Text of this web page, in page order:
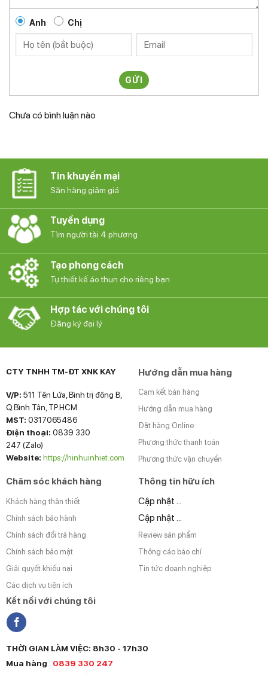
Anh Chị
GỬI
Chưa có bình luận nào
Tin khuyến mại
Săn hàng giảm giá
Tuyển dụng
Tìm người tài 4 phương
Tạo phong cách
Tự thiết kế áo thun cho riêng bạn
Hợp tác với chúng tôi
Đăng ký đại lý
CTY TNHH TM-ĐT XNK KAY
V/P: 511 Tên Lửa, Bình trị đông B,
Q.Bình Tân, TP.HCM
MST: 0317065486
Điện thoại: 0839 330
247 (Zalo)
Website: https://hinhuinhiet.com
Hướng dẫn mua hàng
Cam kết bán hàng
Hướng dẫn mua hàng
Đặt hàng Online
Phương thức thanh toán
Phương thức vận chuyển
Chăm sóc khách hàng
Khách hàng thân thiết
Chính sách bảo hành
Chính sách đổi trả hàng
Chính sách bảo mật
Giải quyết khiếu nại
Các dịch vụ tiện ích
Thông tin hữu ích
Cập nhật ...
Cập nhật ...
Review sản phẩm
Thông cáo báo chí
Tin tức doanh nghiệp
Kết nối với chúng tôi
THỜI GIAN LÀM VIỆC: 8h30 - 17h30
Mua hàng : 0839 330 247